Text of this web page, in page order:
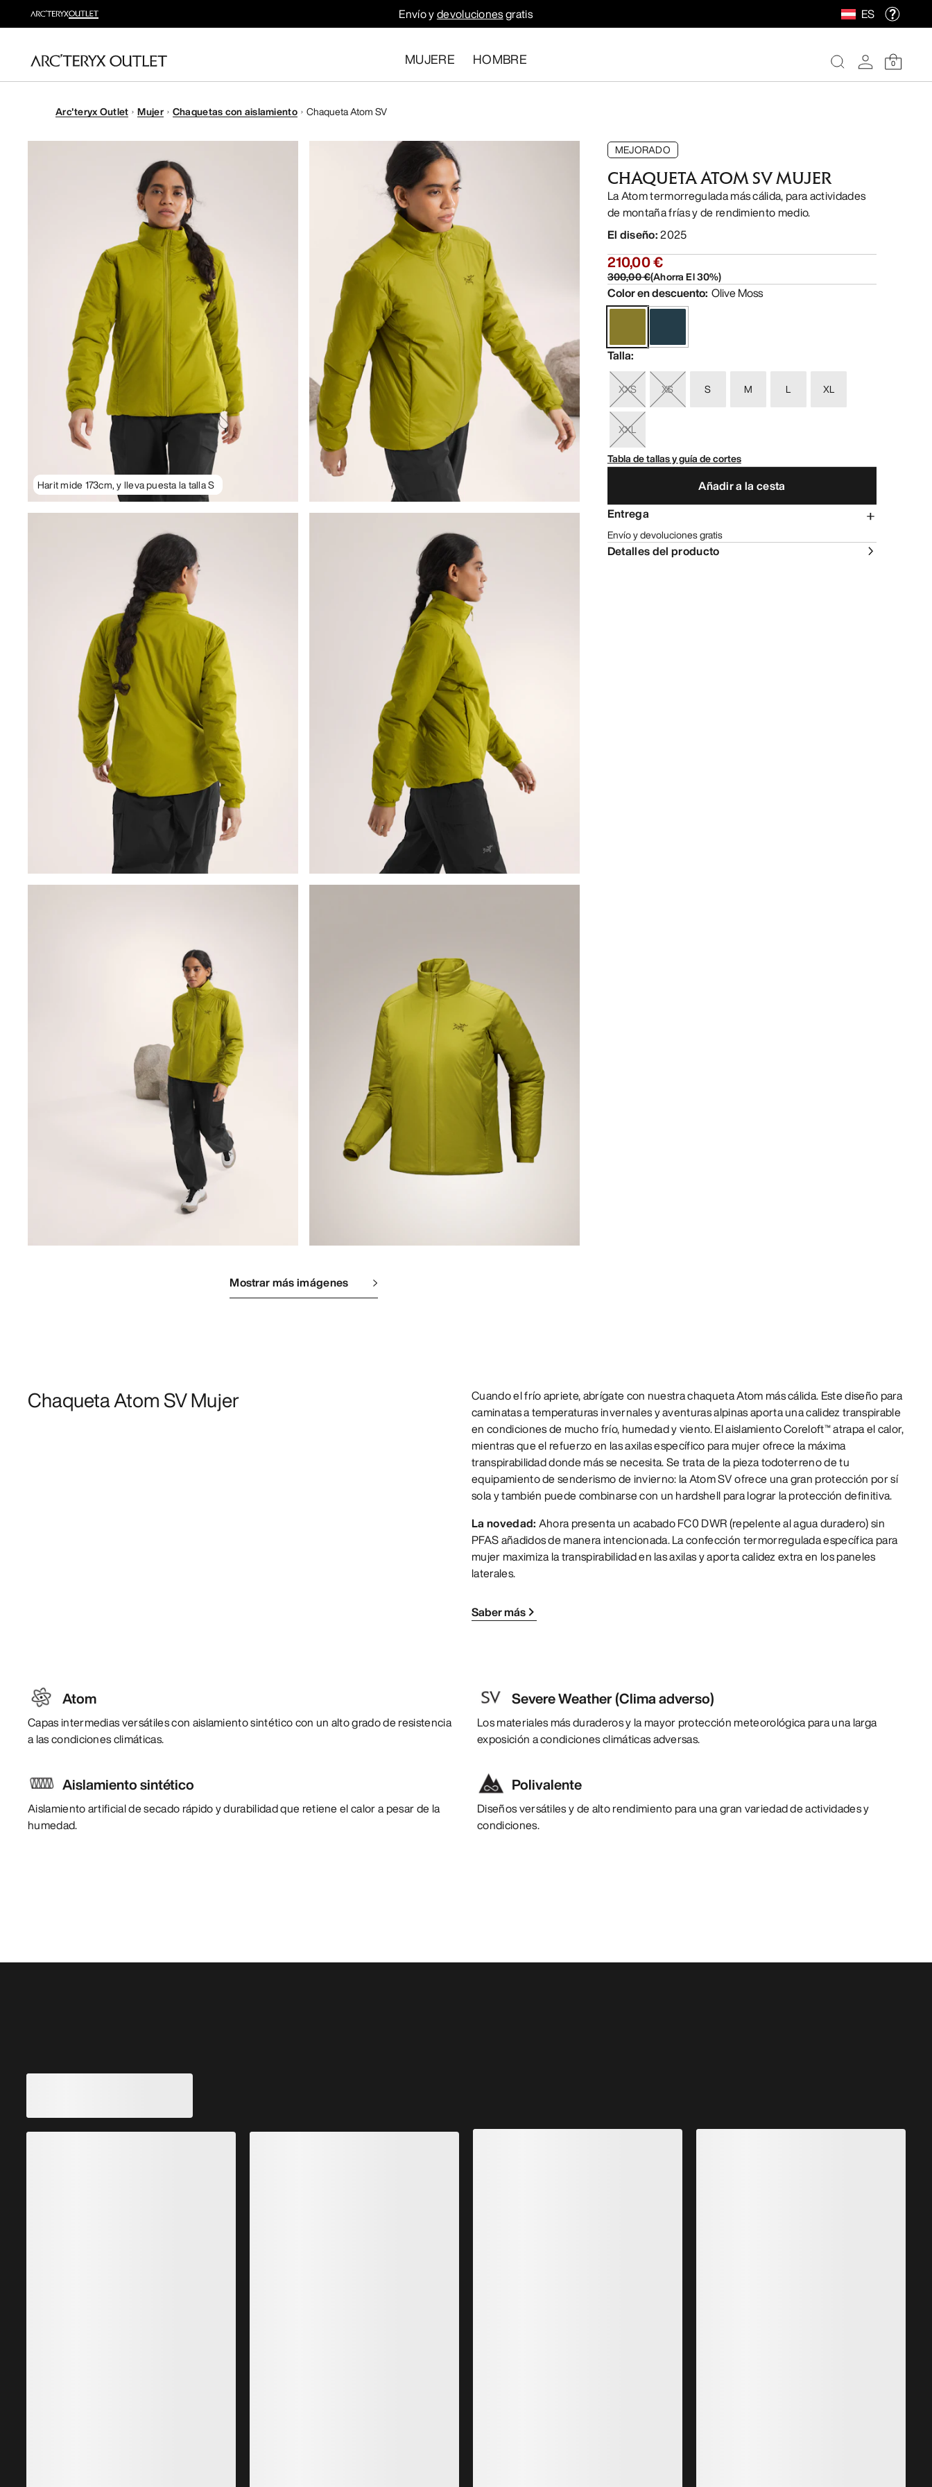
Envío ydevolucionesgratis ES
MUJERE HOMBRE 0
Arc'teryx Outlet Mujer Chaquetas con aislamiento Chaqueta Atom SV
Harit mide 173cm, y lleva puesta la talla S
Mostrar más imágenes
MEJORADO
CHAQUETA ATOM SV MUJER
La Atom termorregulada más cálida, para actividades
de montaña frías y de rendimiento medio.
El diseño:2025
210,00 €
300,00 €(Ahorra El30%)
Color en descuento: Olive Moss
Talla:
XXS XS S M L XL
XXL
Tabla de tallas y guía de cortes
Añadir a la cesta
Entrega
Envío y devoluciones gratis
Detalles del producto
Chaqueta Atom SV Mujer
Cuando el frío apriete, abrígate con nuestra chaqueta Atom más cálida. Este diseño para
caminatas a temperaturas invernales y aventuras alpinas aporta una calidez transpirable
en condiciones de mucho frío, humedad y viento. El aislamiento Coreloft™ atrapa el calor,
mientras que el refuerzo en las axilas específico para mujer ofrece la máxima
transpirabilidad donde más se necesita. Se trata de la pieza todoterreno de tu
equipamiento de senderismo de invierno: la Atom SV ofrece una gran protección por sí
sola y también puede combinarse con un hardshell para lograr la protección definitiva.
La novedad: Ahora presenta un acabado FC0 DWR (repelente al agua duradero) sin
PFAS añadidos de manera intencionada. La confección termorregulada específica para
mujer maximiza la transpirabilidad en las axilas y aporta calidez extra en los paneles
laterales.
Saber más
Atom
Capas intermedias versátiles con aislamiento sintético con un alto grado de resistencia
a las condiciones climáticas.
Severe Weather (Clima adverso)
Los materiales más duraderos y la mayor protección meteorológica para una larga
exposición a condiciones climáticas adversas.
Aislamiento sintético
Aislamiento artificial de secado rápido y durabilidad que retiene el calor a pesar de la
humedad.
Polivalente
Diseños versátiles y de alto rendimiento para una gran variedad de actividades y
condiciones.